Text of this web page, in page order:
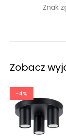
Znak
Zobacz
-4%